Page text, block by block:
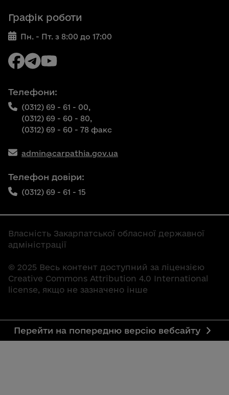
Графік роботи
Пн. - Пт. з 8:00 до 17:00
Телефони:
(0312) 69 - 61 - 00,
(0312) 69 - 60 - 80,
(0312) 69 - 60 - 78 факс
admin@carpathia.gov.ua
Телефон довіри:
(0312) 69 - 61 - 15
Власність Закарпатської обласної державної
адміністрації
© 2025 Весь контент доступний за ліцензією
Creative Commons Attribution 4.0 International
license, якщо не зазначено інше
Перейти на попередню версію вебсайту